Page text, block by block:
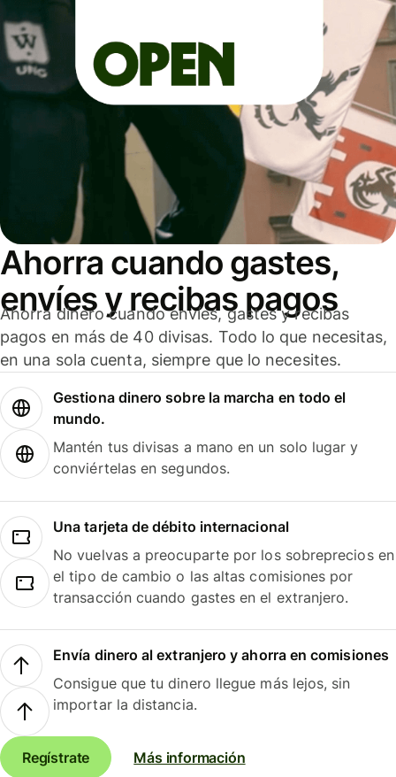
Ahorra cuando gastes,
envíes y recibas pagos
Ahorra dinero cuando envíes, gastes y recibas
pagos en más de 40 divisas. Todo lo que necesitas,
en una sola cuenta, siempre que lo necesites.
Gestiona dinero sobre la marcha en todo el
mundo.
Mantén tus divisas a mano en un solo lugar y
conviértelas en segundos.
Una tarjeta de débito internacional
No vuelvas a preocuparte por los sobreprecios en
el tipo de cambio o las altas comisiones por
transacción cuando gastes en el extranjero.
Envía dinero al extranjero y ahorra en comisiones
Consigue que tu dinero llegue más lejos, sin
importar la distancia.
Regístrate Más información